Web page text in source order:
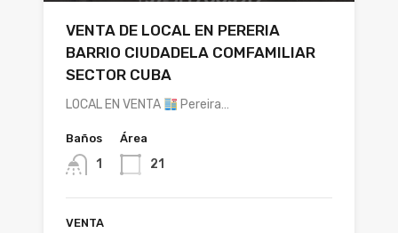
VENTA DE LOCAL EN PERERIA
BARRIO CIUDADELA COMFAMILIAR
SECTOR CUBA
LOCAL EN VENTA Pereira…
Baños
1
Área
21
VENTA